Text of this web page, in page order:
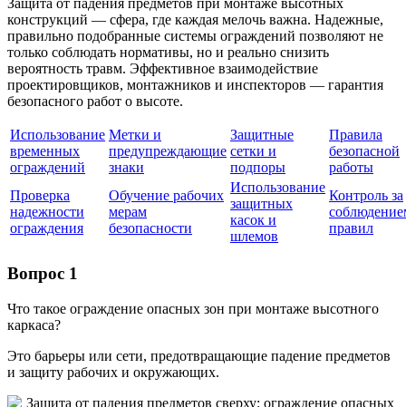
конструкций — сфера, где каждая мелочь важна. Надежные,
правильно подобранные системы ограждений позволяют не
только соблюдать нормативы, но и реально снизить
вероятность травм. Эффективное взаимодействие
проектировщиков, монтажников и инспекторов — гарантия
безопасного работ о высоте.
Использование
временных
ограждений
Метки и
предупреждающие
знаки
Защитные
сетки и
подпоры
Правила
безопасной
работы
Проверка
надежности
ограждения
Обучение рабочих
мерам
безопасности
Использование
защитных
касок и
шлемов
Контроль за
правил
Вопрос 1
Что такое ограждение опасных зон при монтаже высотного
каркаса?
Это барьеры или сети, предотвращающие падение предметов
и защиту рабочих и окружающих.